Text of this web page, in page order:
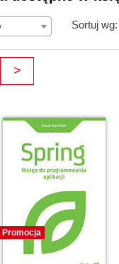
Sortuj wg:
>
Promocja